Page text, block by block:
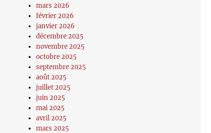
mars 2026
février 2026
janvier 2026
décembre 2025
novembre 2025
octobre 2025
septembre 2025
août 2025
juillet 2025
juin 2025
mai 2025
avril 2025
mars 2025